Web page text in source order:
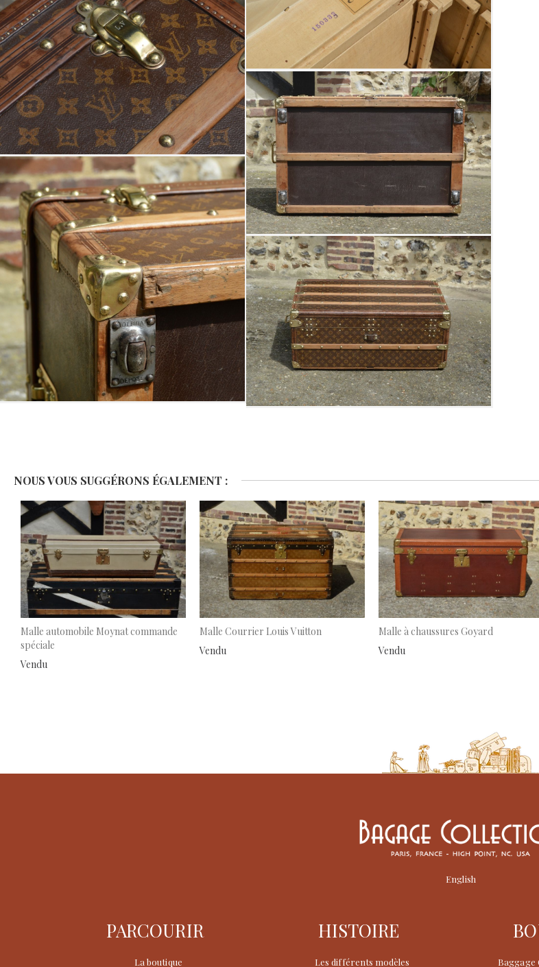
images
gallery
NOUS VOUS SUGGÉRONS ÉGALEMENT :
Malle automobile Moynat commande
spéciale
Vendu
Malle Courrier Louis Vuitton
Vendu
Malle à chaussures Goyard
Vendu
English
PARCOURIR
La boutique
HISTOIRE
Les différents modèles Baggage